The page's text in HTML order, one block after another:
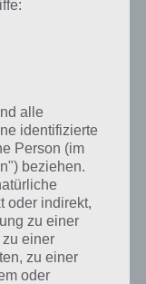
Augenschmaus,
Das Spiel selber ist
Spielmodi. Jedoch hat
Nachteile beim
dauert es
werden.
Mini Racing
kostenlos zum
alle
identifizierte
Person (im
beziehen.
oder indirekt,
zu einer
einer
zu einer
oder